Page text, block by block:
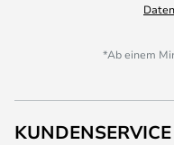
*Ab einem
KUNDENSERVICE